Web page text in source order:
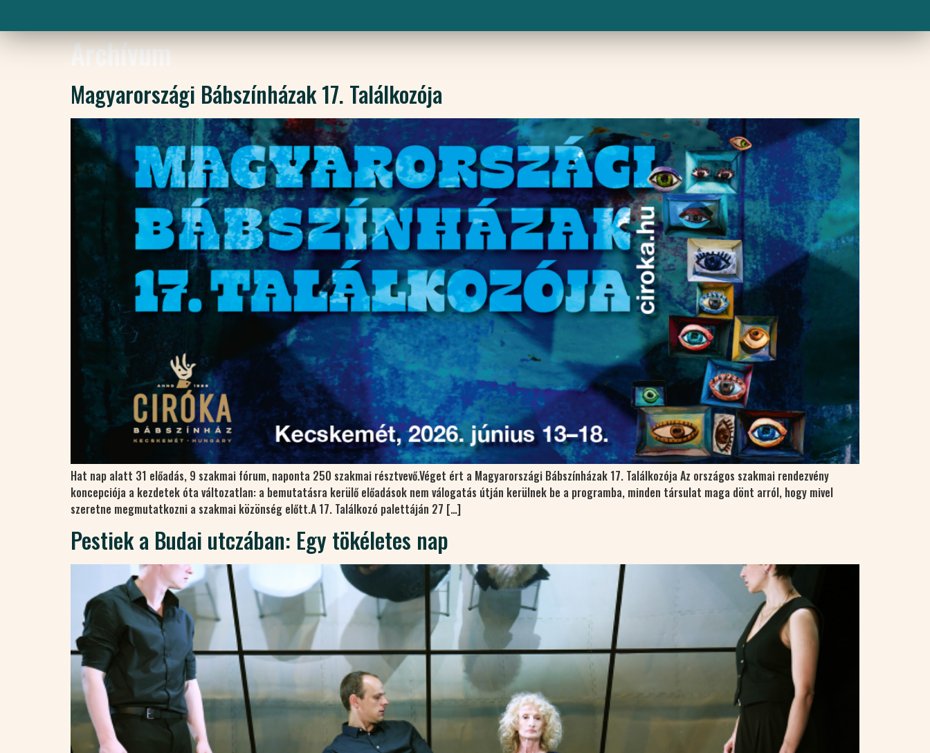
Archívum
Magyarországi Bábszínházak 17. Találkozója
Hat nap alatt 31 előadás, 9 szakmai fórum, naponta 250 szakmai résztvevő.Véget ért a Magyarországi Bábszínházak 17. Találkozója Az országos szakmai rendezvény
koncepciója a kezdetek óta változatlan: a bemutatásra kerülő előadások nem válogatás útján kerülnek be a programba, minden társulat maga dönt arról, hogy mivel
szeretne megmutatkozni a szakmai közönség előtt.A 17. Találkozó palettáján 27 […]
Pestiek a Budai utczában: Egy tökéletes nap